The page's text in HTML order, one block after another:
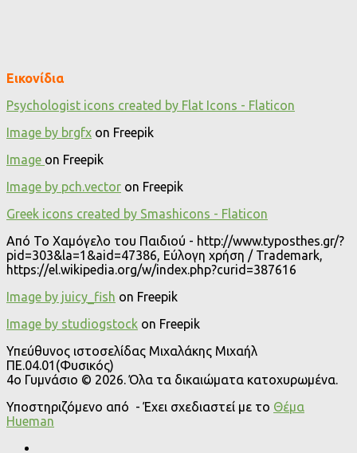
Εικονίδια
Psychologist icons created by Flat Icons - Flaticon
Image by brgfx on Freepik
Image on Freepik
Image by pch.vector on Freepik
Greek icons created by Smashicons - Flaticon
Από Το Χαμόγελο του Παιδιού - http://www.typosthes.gr/?
pid=303&la=1&aid=47386, Εύλογη χρήση / Trademark,
https://el.wikipedia.org/w/index.php?curid=387616
Image by juicy_fish on Freepik
Image by studiogstock on Freepik
Υπεύθυνος ιστοσελίδας Μιχαλάκης Μιχαήλ
ΠΕ.04.01(Φυσικός)
4o Γυμνάσιο © 2026. Όλα τα δικαιώματα κατοχυρωμένα.
Υποστηριζόμενο από - Έχει σχεδιαστεί με το Θέμα
Ηueman